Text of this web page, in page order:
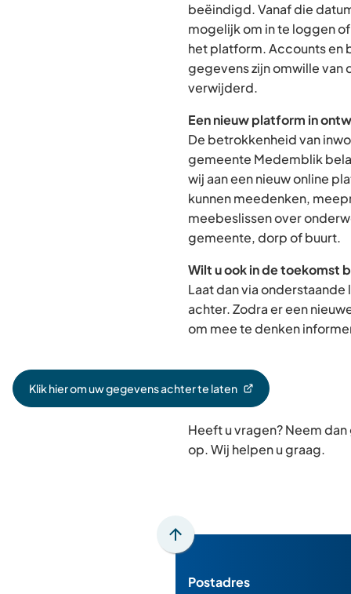
beëindigd. Vanaf die
mogelijk om in te loggen
het platform. Accounts en
gegevens zijn omwille van
verwijderd.
Een nieuw platform in
De betrokkenheid van
gemeente Medemblik
wij aan een nieuw online
kunnen meedenken,
meebeslissen over
gemeente, dorp of buurt.
Wilt u ook in de toekomst
Laat dan via
achter. Zodra er een
om mee te denken
Klik hier om uw gegevens achter te laten
(Verwijst
Heeft u vragen? Neem
op. Wij helpen u graag.
Scroll
boven
Postadres